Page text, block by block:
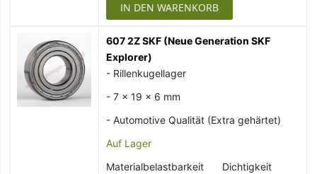
IN DEN WARENKORB
607 2Z SKF (Neue Generation SKF
Explorer)
- Rillenkugellager
- 7 x 19 x 6 mm
- Automotive Qualität (Extra gehärtet)
Auf Lager
Materialbelastbarkeit
Dichtigkeit